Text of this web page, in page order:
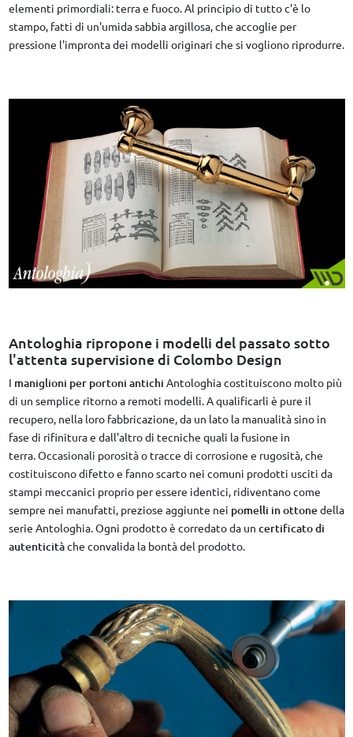
elementi primordiali: terra e fuoco. Al principio di tutto c'è lo
stampo, fatti di un'umida sabbia argillosa, che accoglie per
pressione l'impronta dei modelli originari che si vogliono riprodurre.
Antologhia ripropone i modelli del passato sotto
l'attenta supervisione di Colombo Design
I maniglioni per portoni antichi Antologhia costituiscono molto più
di un semplice ritorno a remoti modelli. A qualificarli è pure il
recupero, nella loro fabbricazione, da un lato la manualità sino in
fase di rifinitura e dall'altro di tecniche quali la fusione in
terra. Occasionali porosità o tracce di corrosione e rugosità, che
costituiscono difetto e fanno scarto nei comuni prodotti usciti da
stampi meccanici proprio per essere identici, ridiventano come
sempre nei manufatti, preziose aggiunte nei pomelli in ottonedella
serie Antologhia. Ogni prodotto è corredato da un certificato di
autenticitàche convalida la bontà del prodotto.